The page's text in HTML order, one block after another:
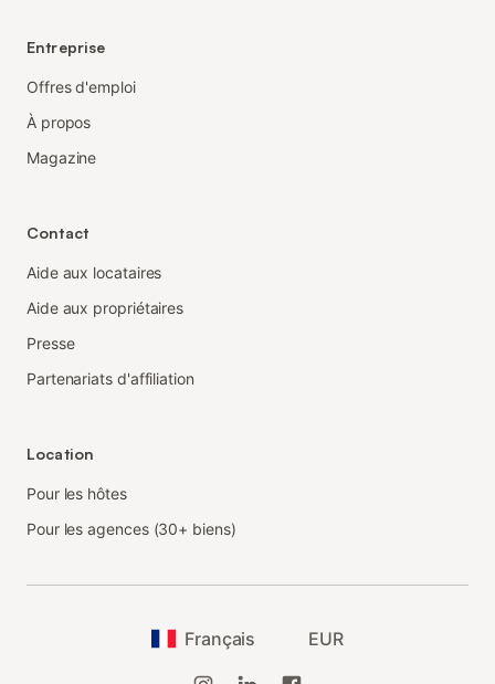
Entreprise
Offres d'emploi
À propos
Magazine
Contact
Aide aux locataires
Aide aux propriétaires
Presse
Partenariats d'affiliation
Location
Pour les hôtes
Pour les agences (30+ biens)
Français EUR